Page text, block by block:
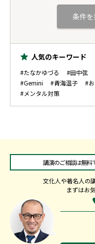
人気のキーワード
#たなかゆづる #田中弦
#Gemini
#青海温子 #
#メンタル対策
講演のご相談は無料
文化人や著名人の
まずはお